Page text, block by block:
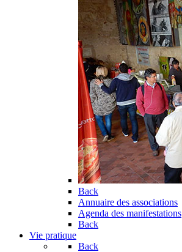
Back
Annuaire des associations
Agenda des manifestations
Back
Vie pratique
Back